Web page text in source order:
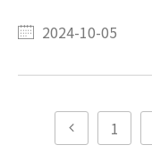
2024-10-05
1